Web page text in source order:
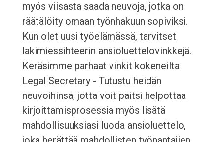
myös viisasta saada neuvoja, jotka on
räätälöity omaan työnhakuun sopiviksi.
Kun olet uusi työelämässä, tarvitset
lakimiessihteerin ansioluettelovinkkejä.
Keräsimme parhaat vinkit kokeneilta
Legal Secretary - Tutustu heidän
neuvoihinsa, jotta voit paitsi helpottaa
kirjoittamisprosessia myös lisätä
mahdollisuuksiasi luoda ansioluettelo,